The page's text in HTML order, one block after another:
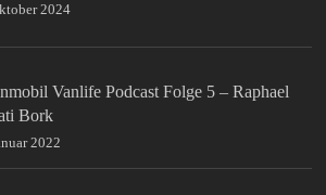
2024
Vanlife Podcast Folge 5 – Raphael
Bork
2022